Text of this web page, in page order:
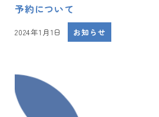
予約について
投稿日
2024年1月1日 お知らせ